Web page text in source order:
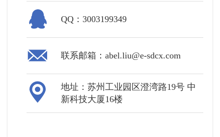
QQ：3003199349
联系邮箱：abel.liu@e-sdcx.com
地址：苏州工业园区澄湾路19号 中
新科技大厦16楼